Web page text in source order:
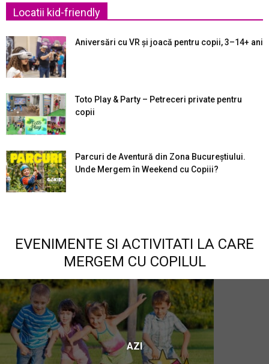
Locatii kid-friendly
Aniversări cu VR și joacă pentru copii, 3–14+ ani
Toto Play & Party – Petreceri private pentru
copii
Parcuri de Aventură din Zona Bucureştiului.
Unde Mergem în Weekend cu Copiii?
EVENIMENTE SI ACTIVITATI LA CARE
MERGEM CU COPILUL
AZI